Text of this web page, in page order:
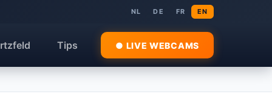
NL DE FR EN
Tips ● LIVE WEBCAMS